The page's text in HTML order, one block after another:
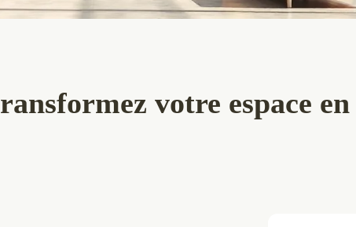
votre espace